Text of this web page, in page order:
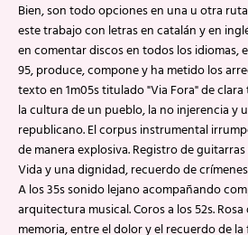
Bien, son todo opciones en una u otra
este trabajo con letras en catalán y en
en comentar discos en todos los idiomas,
95, produce, compone y ha metido los
texto en 1m05s titulado "Via Fora" de
la cultura de un pueblo, la no injerencia y
republicano. El corpus instrumental
de manera explosiva. Registro de
Vida y una dignidad, recuerdo de
A los 35s sonido lejano acompañando
arquitectura musical. Coros a los 52s.
memoria, entre el dolor y el recuerdo de